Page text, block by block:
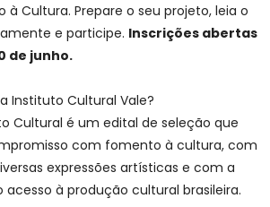
à Cultura. Prepare o seu projeto, leia o
e participe. Inscrições abertas
de junho.
Instituto Cultural Vale?
Cultural é um edital de seleção que
com fomento à cultura, com
expressões artísticas e com a
à produção cultural brasileira.